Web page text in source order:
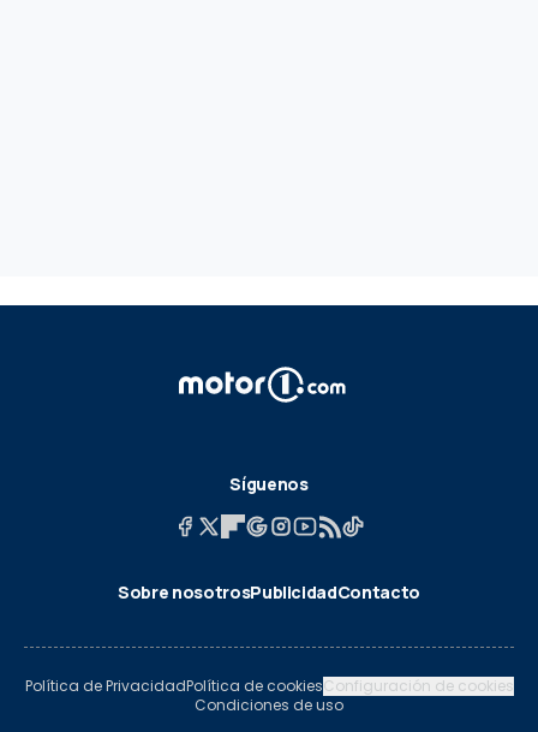
Síguenos
Sobre nosotrosPublicidadContacto
Política de PrivacidadPolítica de cookiesConfiguración de cookies
Condiciones de uso